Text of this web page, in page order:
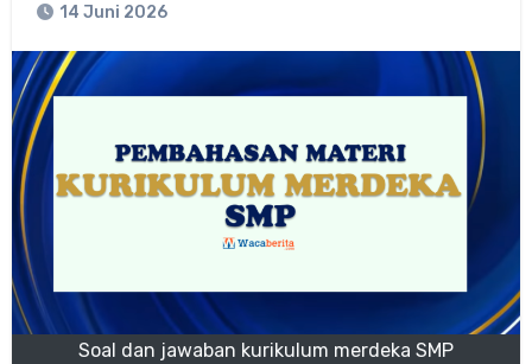
14 Juni 2026
Soal dan jawaban kurikulum merdeka SMP